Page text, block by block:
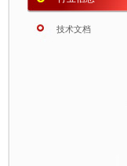
技术文档